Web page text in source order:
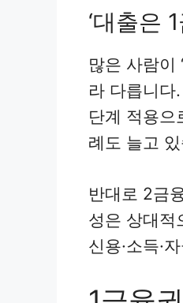
‘대출은
많은 사람이
라 다릅니다
단계 적용으
례도 늘고
반대로 2금
성은 상대적
신용·소득·